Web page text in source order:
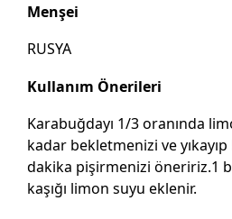
Menşei
RUSYA
Kullanım Önerileri
Karabuğdayı 1/3 oranında
kadar bekletmenizi ve yıkayıp
dakika pişirmenizi öneririz.1
kaşığı limon suyu eklenir.